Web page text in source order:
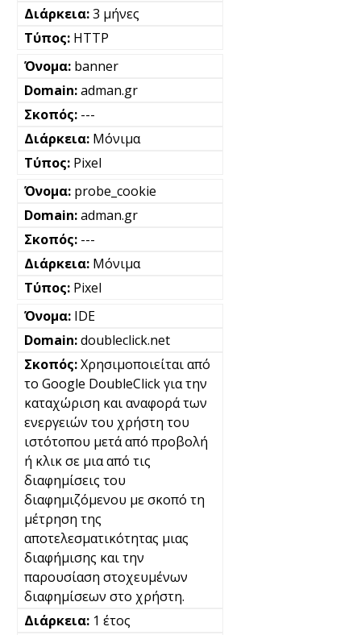
3 μήνες
HTTP
banner
adman.gr
---
Μόνιμα
Pixel
probe_cookie
adman.gr
---
Μόνιμα
Pixel
IDE
doubleclick.net
Χρησιμοποιείται από
το Google DoubleClick για την
καταχώριση και αναφορά των
ενεργειών του χρήστη του
ιστότοπου μετά από προβολή
ή κλικ σε μια από τις
διαφημίσεις του
διαφημιζόμενου με σκοπό τη
μέτρηση της
αποτελεσματικότητας μιας
διαφήμισης και την
παρουσίαση στοχευμένων
διαφημίσεων στο χρήστη.
1 έτος